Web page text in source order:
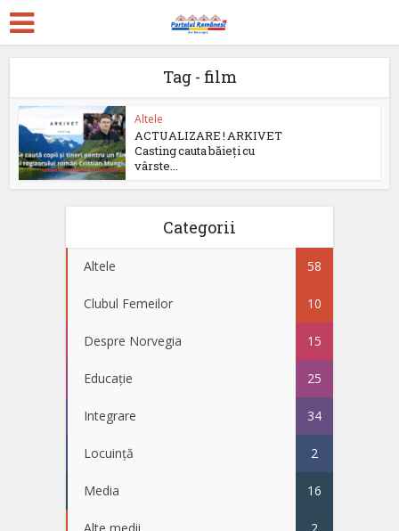
Tag - film
Altele
ACTUALIZARE ! ARKIVET
Casting cauta băieți cu
vârste...
Categorii
Altele 58
Clubul Femeilor 10
Despre Norvegia 15
Educație 25
Integrare 34
Locuință 2
Media 16